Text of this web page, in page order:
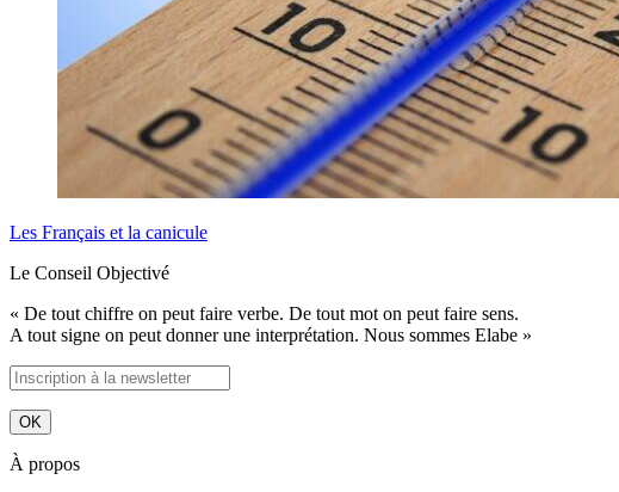
Les Français et la canicule
Le Conseil Objectivé
« De tout chiffre on peut faire verbe. De tout mot on peut faire sens.
A tout signe on peut donner une interprétation. Nous sommes Elabe »
À propos